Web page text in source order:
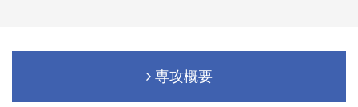
専攻概要